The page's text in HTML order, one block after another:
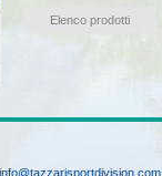
Elenco prodotti
info@tazzarisportdivision.com